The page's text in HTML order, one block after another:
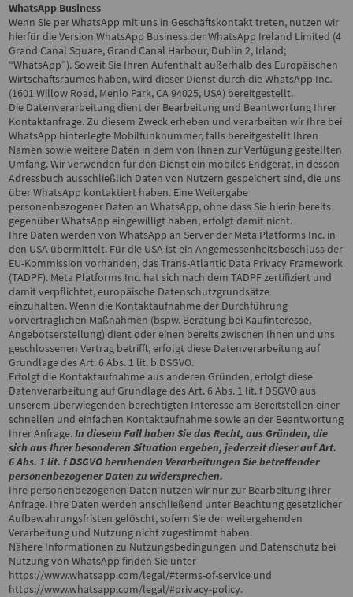
WhatsApp Business
Wenn Sie per WhatsApp mit uns in Geschäftskontakt treten, nutzen wir
hierfür die Version WhatsApp Business der WhatsApp Ireland Limited (4
Grand Canal Square, Grand Canal Harbour, Dublin 2, Irland;
“WhatsApp”). Soweit Sie Ihren Aufenthalt außerhalb des Europäischen
Wirtschaftsraumes haben, wird dieser Dienst durch die WhatsApp Inc.
(1601 Willow Road, Menlo Park, CA 94025, USA) bereitgestellt.
Die Datenverarbeitung dient der Bearbeitung und Beantwortung Ihrer
Kontaktanfrage. Zu diesem Zweck erheben und verarbeiten wir Ihre bei
WhatsApp hinterlegte Mobilfunknummer, falls bereitgestellt Ihren
Namen sowie weitere Daten in dem von Ihnen zur Verfügung gestellten
Umfang. Wir verwenden für den Dienst ein mobiles Endgerät, in dessen
Adressbuch ausschließlich Daten von Nutzern gespeichert sind, die uns
über WhatsApp kontaktiert haben. Eine Weitergabe
personenbezogener Daten an WhatsApp, ohne dass Sie hierin bereits
gegenüber WhatsApp eingewilligt haben, erfolgt damit nicht.
Ihre Daten werden von WhatsApp an Server der Meta Platforms Inc. in
den USA übermittelt. Für die USA ist ein Angemessenheitsbeschluss der
EU-Kommission vorhanden, das Trans-Atlantic Data Privacy Framework
(TADPF). Meta Platforms Inc. hat sich nach dem TADPF zertifiziert und
damit verpflichtet, europäische Datenschutzgrundsätze
einzuhalten. Wenn die Kontaktaufnahme der Durchführung
vorvertraglichen Maßnahmen (bspw. Beratung bei Kaufinteresse,
Angebotserstellung) dient oder einen bereits zwischen Ihnen und uns
geschlossenen Vertrag betrifft, erfolgt diese Datenverarbeitung auf
Grundlage des Art. 6 Abs. 1 lit. b DSGVO.
Erfolgt die Kontaktaufnahme aus anderen Gründen, erfolgt diese
Datenverarbeitung auf Grundlage des Art. 6 Abs. 1 lit. f DSGVO aus
unserem überwiegenden berechtigten Interesse am Bereitstellen einer
schnellen und einfachen Kontaktaufnahme sowie an der Beantwortung
Ihrer Anfrage.In diesem Fall haben Sie das Recht, aus Gründen, die
sich aus Ihrer besonderen Situation ergeben, jederzeit dieser auf Art.
6 Abs. 1 lit. f DSGVO beruhenden Verarbeitungen Sie betreffender
personenbezogener Daten zu widersprechen.
Ihre personenbezogenen Daten nutzen wir nur zur Bearbeitung Ihrer
Anfrage. Ihre Daten werden anschließend unter Beachtung gesetzlicher
Aufbewahrungsfristen gelöscht, sofern Sie der weitergehenden
Verarbeitung und Nutzung nicht zugestimmt haben.
Nähere Informationen zu Nutzungsbedingungen und Datenschutz bei
Nutzung von WhatsApp finden Sie unter
https://www.whatsapp.com/legal/#terms-of-service und
https://www.whatsapp.com/legal/#privacy-policy.